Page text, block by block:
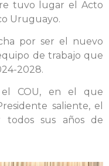
tuvo lugar el Acto
Uruguayo.
por ser el nuevo
de trabajo que
2028.
el COU, en el que
saliente, el
todos sus años de